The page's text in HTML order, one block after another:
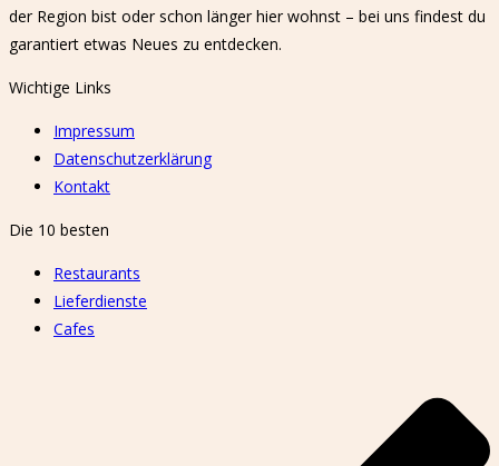
der Region bist oder schon länger hier wohnst – bei uns findest du
garantiert etwas Neues zu entdecken.
Wichtige Links
Impressum
Datenschutzerklärung
Kontakt
Die 10 besten
Restaurants
Lieferdienste
Cafes